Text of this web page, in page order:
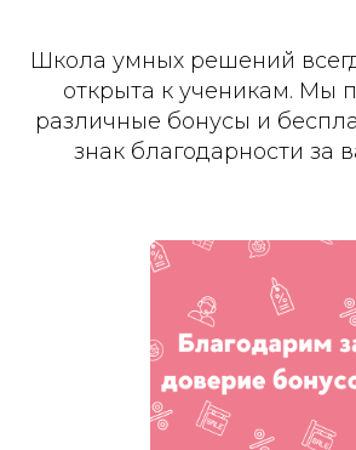
Школа умных решений
открыта к ученикам. Мы
различные бонусы и
знак благодарности за